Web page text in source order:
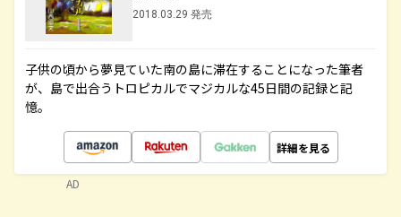
2018.03.29 発売
子供の頃から夢見ていた南の島に滞在することになった筆者
が、島で出合うトロピカルでマジカルな45日間の記録と記
憶。
詳細を見る
AD